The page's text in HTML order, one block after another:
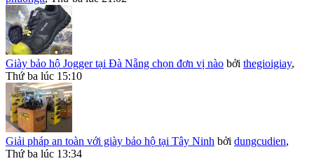
Giày bảo hộ Jogger tại Đà Nẵng chọn đơn vị nào bởi thegioigiay,
Thứ ba lúc 15:10
Giải pháp an toàn với giày bảo hộ tại Tây Ninh bởi dungcudien,
Thứ ba lúc 13:34